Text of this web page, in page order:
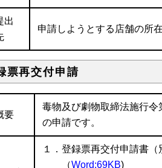
出
申請しようとする店舗の所
票再交付申請
要
毒物及び劇物取締法施行
の申請です。
１．登録票再交付申請書（
（Word:69KB)